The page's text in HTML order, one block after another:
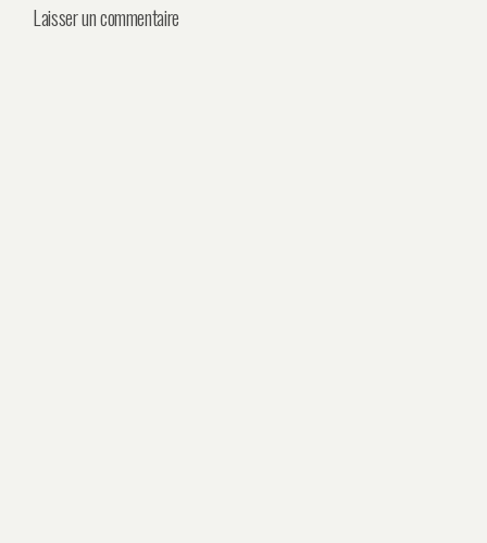
Laisser un commentaire